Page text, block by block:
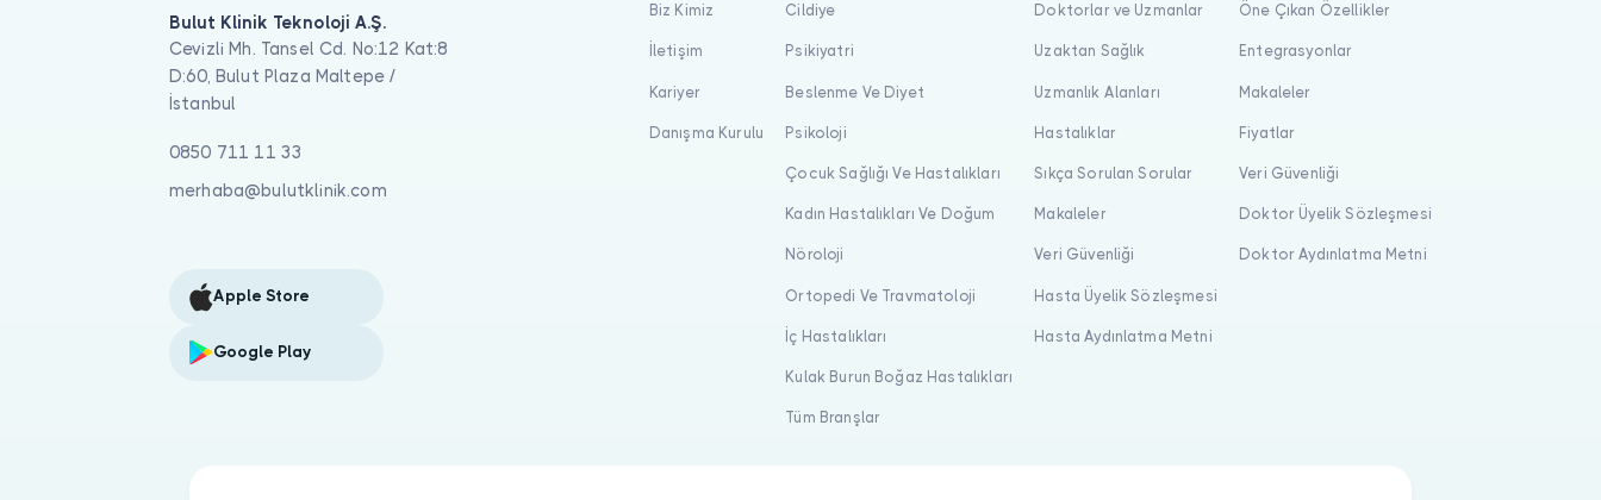
Bulut Klinik Teknoloji A.Ş.
Cevizli Mh. Tansel Cd. No:12 Kat:8
D:60, Bulut Plaza Maltepe /
İstanbul
0850 711 11 33
merhaba@bulutklinik.com
Apple Store
Google Play
Biz Kimiz
İletişim
Kariyer
Danışma Kurulu
Cildiye
Psikiyatri
Beslenme Ve Diyet
Psikoloji
Çocuk Sağlığı Ve Hastalıkları
Kadın Hastalıkları Ve Doğum
Nöroloji
Ortopedi Ve Travmatoloji
İç Hastalıkları
Kulak Burun Boğaz Hastalıkları
Tüm Branşlar
Doktorlar ve Uzmanlar
Uzaktan Sağlık
Uzmanlık Alanları
Hastalıklar
Sıkça Sorulan Sorular
Makaleler
Veri Güvenliği
Hasta Üyelik Sözleşmesi
Hasta Aydınlatma Metni
Öne Çıkan Özellikler
Entegrasyonlar
Makaleler
Fiyatlar
Veri Güvenliği
Doktor Üyelik Sözleşmesi
Doktor Aydınlatma Metni